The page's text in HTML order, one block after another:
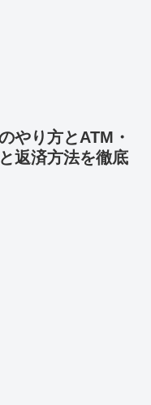
やり方とATM・
返済方法を徹底